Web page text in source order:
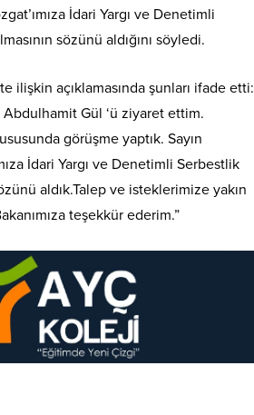
İdari Yargı ve Denetimli
sözünü aldığını söyledi.
ilişkin açıklamasında şunları ifade etti:
Abdulhamit Gül ‘ü ziyaret ettim.
görüşme yaptık. Sayın
İdari Yargı ve Denetimli Serbestlik
aldık.Talep ve isteklerimize yakın
teşekkür ederim.”